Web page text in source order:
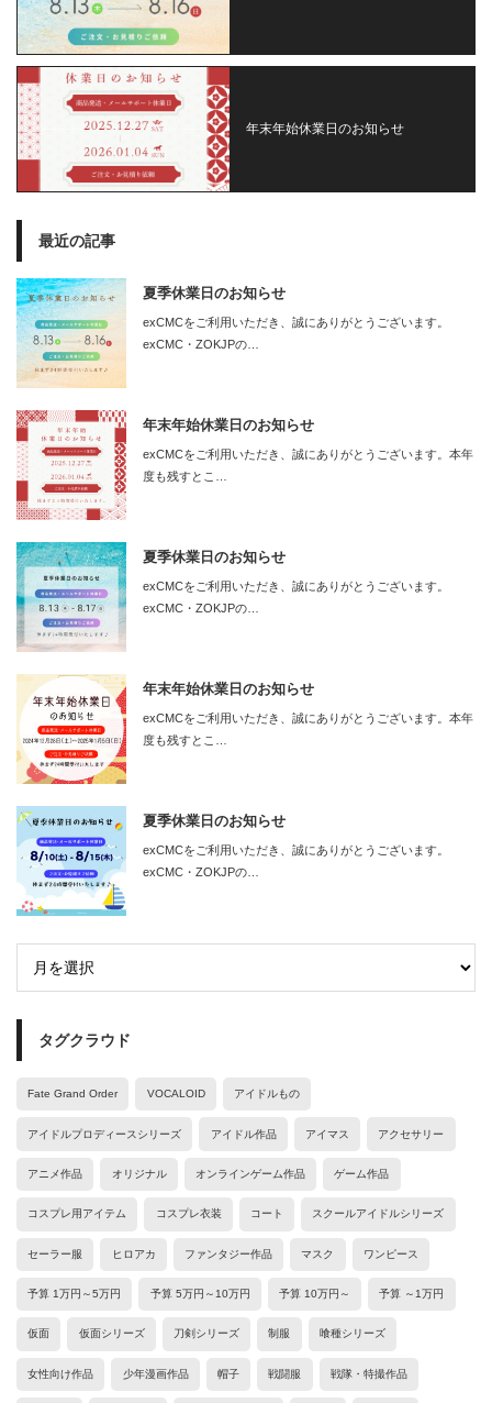
年末年始休業日のお知らせ
最近の記事
夏季休業日のお知らせ
exCMCをご利用いただき、誠にありがとうございます。
exCMC・ZOKJPの…
年末年始休業日のお知らせ
exCMCをご利用いただき、誠にありがとうございます。本年
度も残すとこ…
夏季休業日のお知らせ
exCMCをご利用いただき、誠にありがとうございます。
exCMC・ZOKJPの…
年末年始休業日のお知らせ
exCMCをご利用いただき、誠にありがとうございます。本年
度も残すとこ…
夏季休業日のお知らせ
exCMCをご利用いただき、誠にありがとうございます。
exCMC・ZOKJPの…
タグクラウド
Fate Grand Order VOCALOID アイドルもの
アイドルプロディースシリーズ アイドル作品 アイマス アクセサリー
アニメ作品 オリジナル オンラインゲーム作品 ゲーム作品
コスプレ用アイテム コスプレ衣装 コート スクールアイドルシリーズ
セーラー服 ヒロアカ ファンタジー作品 マスク ワンピース
予算 1万円～5万円 予算 5万円～10万円 予算 10万円～ 予算 ～1万円
仮面 仮面シリーズ 刀剣シリーズ 制服 喰種シリーズ
女性向け作品 少年漫画作品 帽子 戦闘服 戦隊・特撮作品